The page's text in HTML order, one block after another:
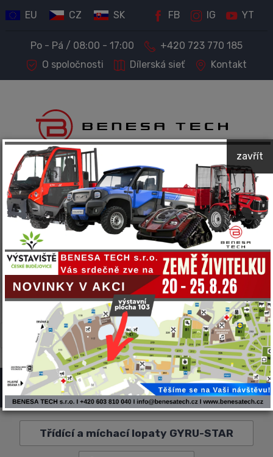
EU CZ SK
Po - Pá / 08:00 - 17:00
+420 723 770 185
O spoločnosti
Dílerská sieť Kontakt
FB IG YT
PREDAJ STROJOV A TECHNIKY
Kompletný servis a príslušenstvo
Spoločnosť BENESA TECH predáva a ponúka servis
nasledujúcich značiek:
CARON CNF GYRU-STAR
MULTIONE NEGRI BIO
TWINCA VF-VENIERI ZANON
Triediace lopaty GYRU-STAR
Třídící a míchací lopaty GYRU-STAR
zavřít